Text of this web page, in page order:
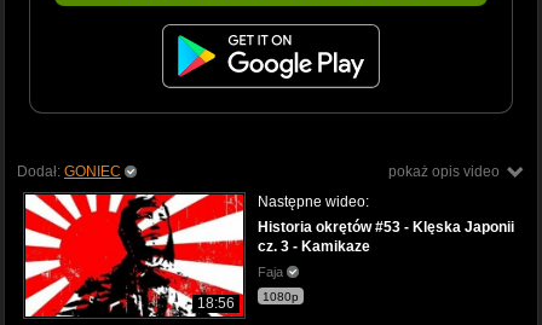
pokaż opis video
Dodał: GONIEC
18:56
Następne wideo:
Historia okrętów #53 - Klęska Japonii
cz. 3 - Kamikaze
Faja
1080p